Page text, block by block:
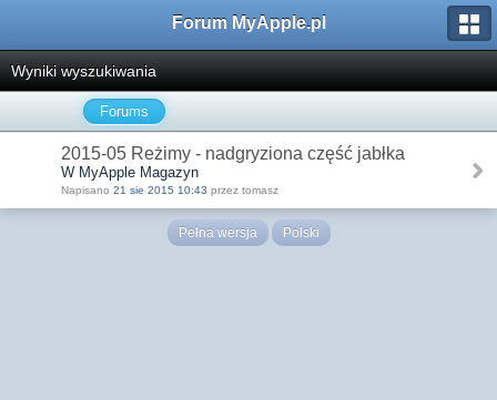
Forum MyApple.pl
Wyniki wyszukiwania
Forums
2015-05 Reżimy - nadgryziona część jabłka
W MyApple Magazyn
Napisano 21 sie 2015 10:43 przez tomasz
Pełna wersja Polski